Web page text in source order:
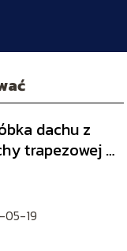
dachu z
trapezowej –
05-19